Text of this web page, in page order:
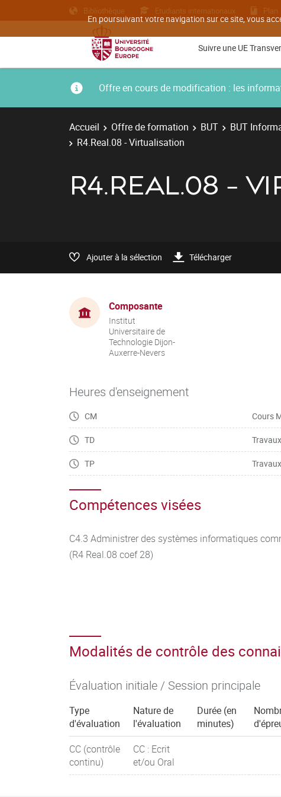
En poursuivant votre navigation sur ce site, vous
Bibliothèque Etudiants internationaux Plan
Suivre une UE
Offre en cours de modification : les
Accueil Offre de formation BUT BUT
R4.Real.08 - Virtualisation
R4.REAL.08 -
Ajouter à la sélection Télécharger
Composante
Institut
Universitaire de
Technologie Dijon-
Auxerre-Nevers
Heures d'enseignement
CM Cours
TD
TP
Compétences visées
C4.3 Administrer des systèmes informatiques
(R4 Real.08 coef 28)
Modalités de contrôle des
Évaluation initiale / Session principale
Type
d'évaluation
Nature de
l'évaluation
Durée (en
minutes)
CC (contrôle
continu)
CC : Ecrit
et/ou Oral